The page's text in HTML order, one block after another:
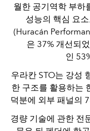
월한 공기역학 부하
성능의 핵심 요
(Huracán
은 37% 개선되
인
우라칸 STO는 강성
한 구조를 활용하는
덕분에 외부 패널의
경량 기술에 관한 전